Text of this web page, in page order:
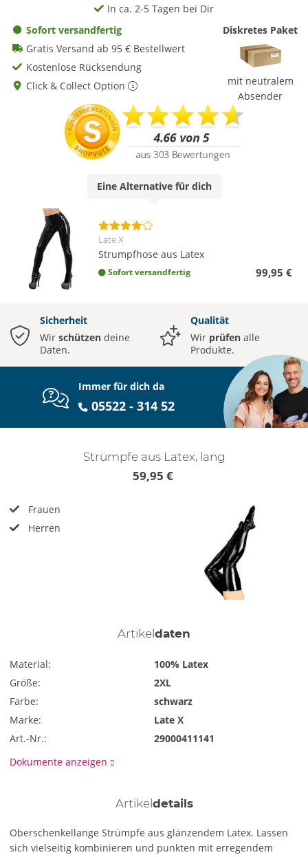
In ca. 2-5 Tagen bei Dir
Sofort versandfertig
Gratis Versand ab 95 € Bestellwert
Kostenlose Rücksendung
Click & Collect Option
Diskretes Paket
mit neutralem
Absender
Eine Alternativefür dich
Late X
Strumpfhose aus Latex
Sofort versandfertig 99,95 €
Sicherheit
Wir schützen deine
Daten.
Qualität
Wir prüfen alle
Produkte.
Immer für dich da
05522 - 314 52
Strümpfe aus Latex, lang
59,95 €
Frauen
Herren
Artikeldaten
Material:
100% Latex
Größe:
2XL
Farbe:
schwarz
Marke:
Late X
Art.-Nr.:
29000411141
Dokumente anzeigen
Artikeldetails
Oberschenkellange Strümpfe aus glänzendem Latex. Lassen
sich vielseitig kombinieren und punkten mit erregendem